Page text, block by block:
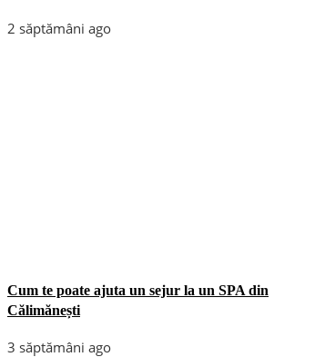
2 săptămâni ago
Cum te poate ajuta un sejur la un SPA din
Călimănești
3 săptămâni ago